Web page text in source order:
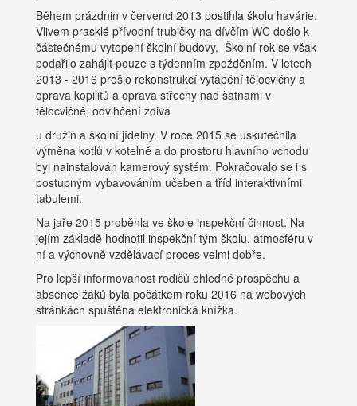
Během prázdnin v červenci 2013 postihla školu havárie.
Vlivem prasklé přívodní trubičky na dívčím WC došlo k
částečnému vytopení školní budovy. Školní rok se však
podařilo zahájit pouze s týdenním zpožděním. V letech
2013 - 2016 prošlo rekonstrukcí vytápění tělocvičny a
oprava kopilitů a oprava střechy nad šatnami v
tělocvičně, odvlhčení zdiva
u družin a školní jídelny. V roce 2015 se uskutečnila
výměna kotlů v kotelně a do prostoru hlavního vchodu
byl nainstalován kamerový systém. Pokračovalo se i s
postupným vybavováním učeben a tříd interaktivními
tabulemi.
Na jaře 2015 proběhla ve škole inspekční činnost. Na
jejím základě hodnotil inspekční tým školu, atmosféru v
ní a výchovně vzdělávací proces velmi dobře.
Pro lepší informovanost rodičů ohledně prospěchu a
absence žáků byla počátkem roku 2016 na webových
stránkách spuštěna elektronická knížka.